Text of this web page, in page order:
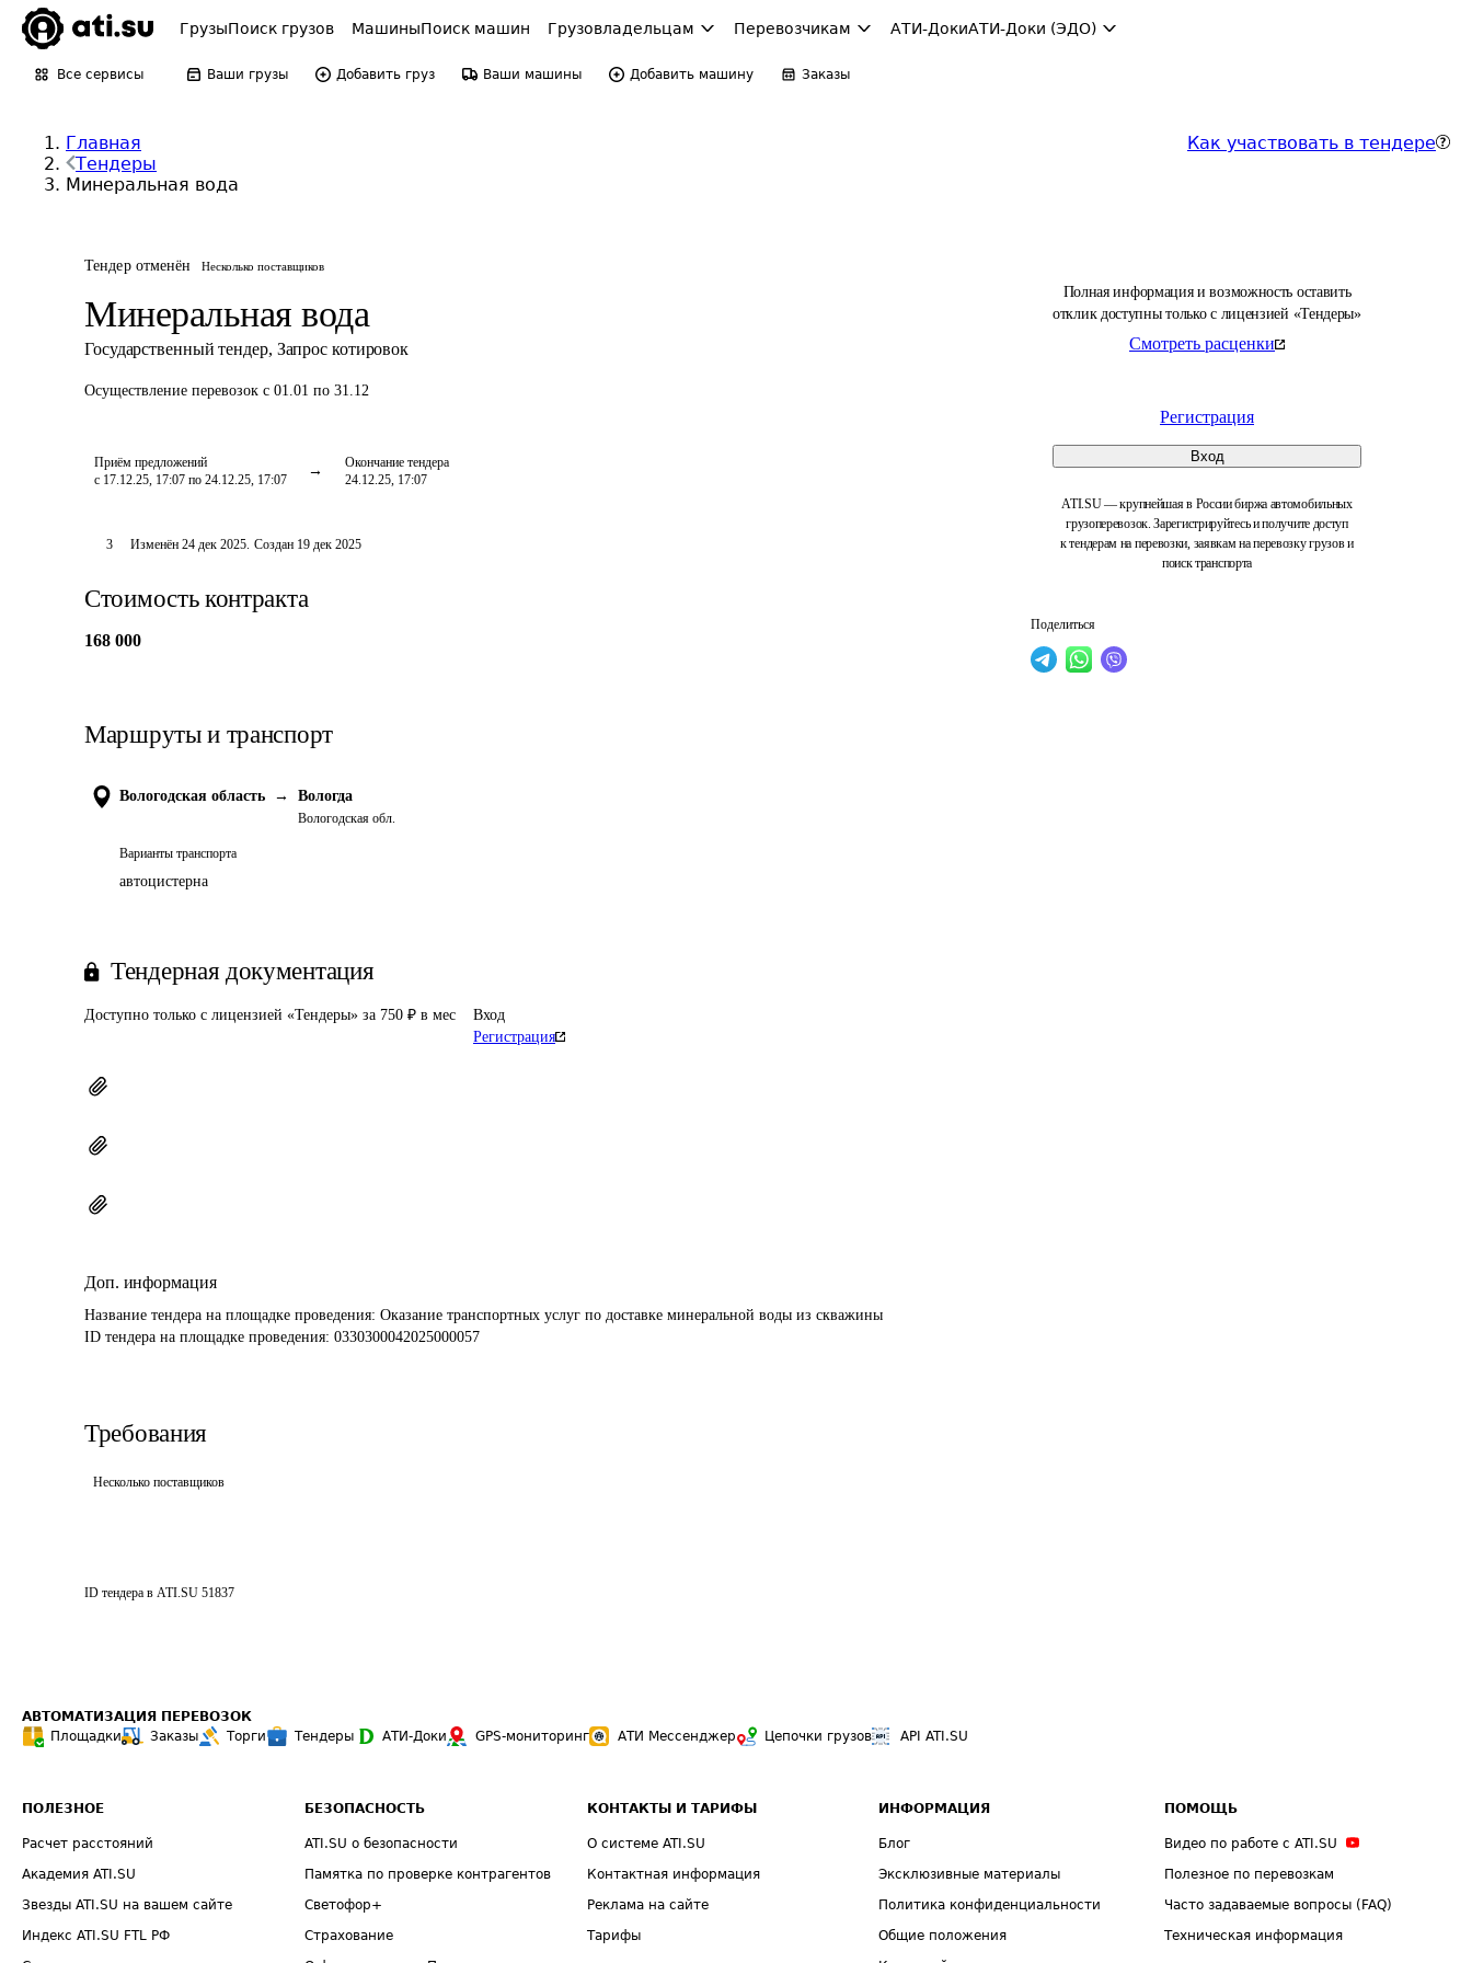
ГрузыПоиск грузов МашиныПоиск машин Грузовладельцам Перевозчикам АТИ-ДокиАТИ-Доки (ЭДО)
Все сервисы Ваши грузы Добавить груз Ваши машины Добавить машину Заказы
Главная
Тендеры
Минеральная вода
Как участвовать в тендере
Тендер отменён Несколько поставщиков
Минеральная вода
Государственный тендер, Запрос котировок
Осуществление перевозок с 01.01 по 31.12
Приём предложений
с 17.12.25, 17:07 по 24.12.25, 17:07
Окончание тендера
24.12.25, 17:07
Полная информация и возможность оставить
отклик доступны только с лицензией «Тендеры»
Смотреть расценки
Регистрация
Вход
ATI.SU — крупнейшая в России биржа автомобильных
грузоперевозок. Зарегистрируйтесь и получите доступ
к тендерам на перевозки, заявкам на перевозку грузов и
поиск транспорта
Поделиться
3 Изменён 24 дек 2025. Создан 19 дек 2025
Стоимость контракта
168 000
Маршруты и транспорт
Вологодская область → Вологда
Вологодская обл.
Варианты транспорта
автоцистерна
Тендерная документация
Доступно только с лицензией «Тендеры» за 750 ₽ в мес
Вход
Регистрация
Доп. информация
Название тендера на площадке проведения: Оказание транспортных услуг по доставке минеральной воды из скважины
ID тендера на площадке проведения: 0330300042025000057
Требования
Несколько поставщиков
ID тендера в ATI.SU 51837
АВТОМАТИЗАЦИЯ ПЕРЕВОЗОК
Площадки
Заказы Торги Тендеры АТИ-Доки GPS-мониторинг АТИ Мессенджер Цепочки грузов API ATI.SU
ПОЛЕЗНОЕ
Расчет расстояний
Академия ATI.SU
Звезды ATI.SU на вашем сайте
Индекс ATI.SU FTL РФ
БЕЗОПАСНОСТЬ
ATI.SU о безопасности
Памятка по проверке контрагентов
Светофор+
Страхование
КОНТАКТЫ И ТАРИФЫ
О системе ATI.SU
Контактная информация
Реклама на сайте
Тарифы
ИНФОРМАЦИЯ
Блог
Эксклюзивные материалы
Политика конфиденциальности
Общие положения
ПОМОЩЬ
Видео по работе с ATI.SU
Полезное по перевозкам
Часто задаваемые вопросы (FAQ)
Техническая информация